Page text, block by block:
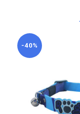
-40%